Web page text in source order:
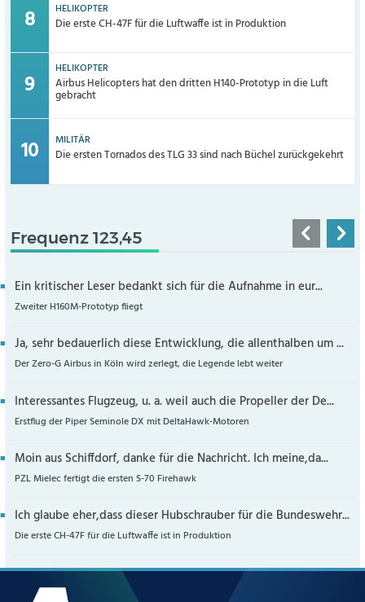
HELIKOPTER
Die erste CH-47F für die Luftwaffe ist in Produktion
HELIKOPTER
Airbus Helicopters hat den dritten H140-Prototyp in die Luft
gebracht
MILITÄR
Die ersten Tornados des TLG 33 sind nach Büchel zurückgekehrt
Frequenz 123,45
Ein kritischer Leser bedankt sich für die Aufnahme in eur...
Zweiter H160M-Prototyp fliegt
Ja, sehr bedauerlich diese Entwicklung, die allenthalben um ...
Der Zero-G Airbus in Köln wird zerlegt, die Legende lebt weiter
Interessantes Flugzeug, u. a. weil auch die Propeller der De...
Erstflug der Piper Seminole DX mit DeltaHawk-Motoren
Moin aus Schiffdorf, danke für die Nachricht. Ich meine,da...
PZL Mielec fertigt die ersten S-70 Firehawk
Ich glaube eher,dass dieser Hubschrauber für die Bundeswehr...
Die erste CH-47F für die Luftwaffe ist in Produktion